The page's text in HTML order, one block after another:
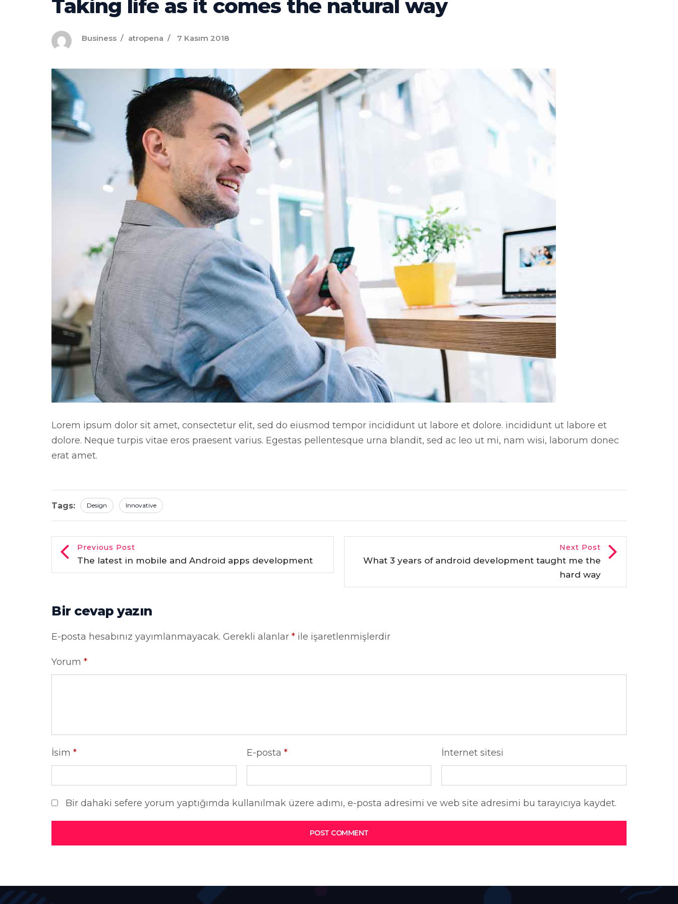
Taking life as it comes the natural way
Business atropena 7 Kasım 2018
Lorem ipsum dolor sit amet, consectetur elit, sed do eiusmod tempor incididunt ut labore et dolore. incididunt ut labore et
dolore. Neque turpis vitae eros praesent varius. Egestas pellentesque urna blandit, sed ac leo ut mi, nam wisi, laborum donec
erat amet.
Tags: Design Innovative
Previous Post
The latest in mobile and Android apps development
Next Post
What 3 years of android development taught me the
hard way
Bir cevap yazın
E-posta hesabınız yayımlanmayacak. Gerekli alanlar * ile işaretlenmişlerdir
Yorum *
İsim * E-posta * İnternet sitesi
Bir dahaki sefere yorum yaptığımda kullanılmak üzere adımı, e-posta adresimi ve web site adresimi bu tarayıcıya kaydet.
POST COMMENT